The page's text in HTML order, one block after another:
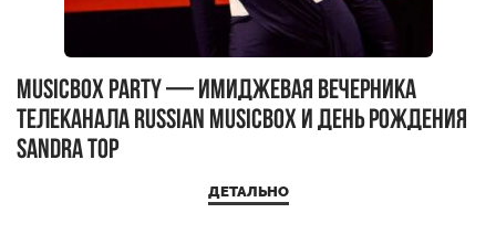
MUSICBOX PARTY — имиджевая вечерника
телеканала RUSSIAN MUSICBOX и день рождения
Sandra Top
ДЕТАЛЬНО